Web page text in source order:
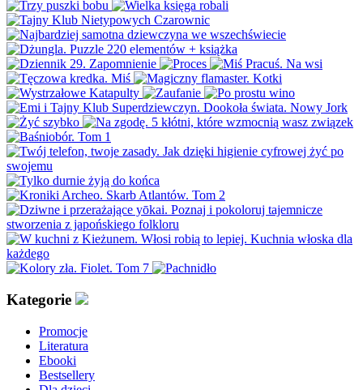
Kategorie
Promocje
Literatura
Ebooki
Bestsellery